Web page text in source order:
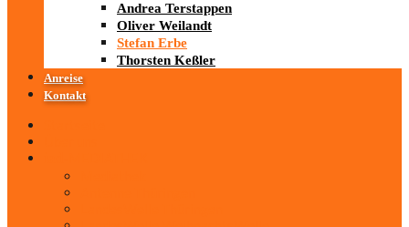
Andrea Terstappen
Oliver Weilandt
Stefan Erbe
Thorsten Keßler
Anreise
Kontakt